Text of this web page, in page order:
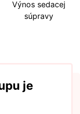
Výnos sedacej
súpravy
je